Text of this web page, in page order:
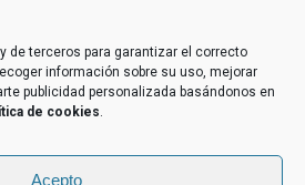
de terceros para garantizar el correcto
información sobre su uso, mejorar
publicidad personalizada basándonos en
de cookies.
Acepto